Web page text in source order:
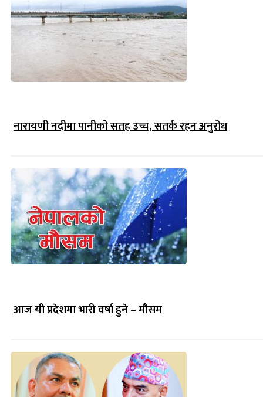
नारायणी नदीमा पानीको सतह उच्च, सतर्क रहन अनुरोध
आज यी प्रदेशमा भारी वर्षा हुने – मौसम